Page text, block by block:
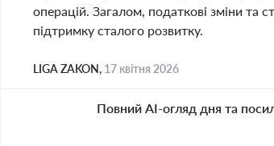
операцій. Загалом, податкові зміни та
підтримку сталого розвитку.
LIGA ZAKON, 17 квітня 2026
Повний AI-огляд дня та